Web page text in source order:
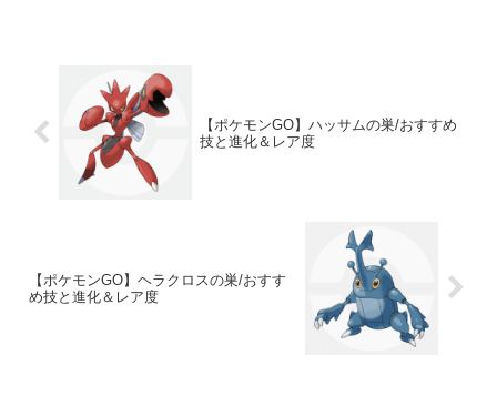
【ポケモンGO】ハッサムの巣/おすすめ
技と進化＆レア度
【ポケモンGO】ヘラクロスの巣/おすす
め技と進化＆レア度